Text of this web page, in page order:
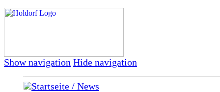
Show navigation Hide navigation
Startseite / News